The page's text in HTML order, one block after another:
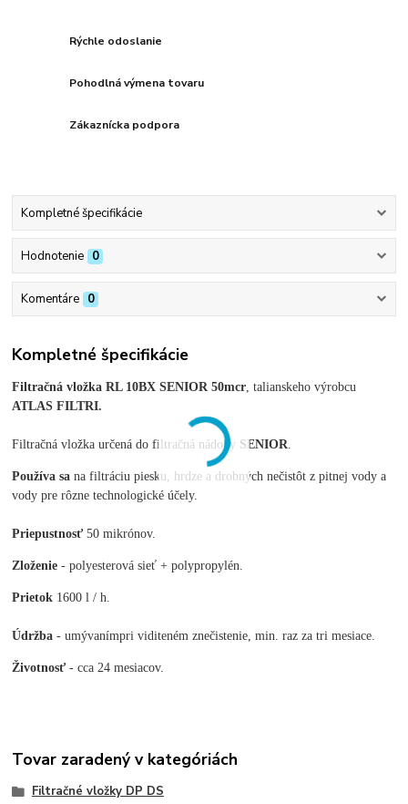
Rýchle odoslanie
Pohodlná výmena tovaru
Zákaznícka podpora
Kompletné špecifikácie
Hodnotenie 0
Komentáre 0
Kompletné špecifikácie
Filtračnávložka RL 10BX SENIOR 50mcr , talianskeho výrobcu
ATLAS FILTRI.
Filtračnávložka určená dofiltračná nádoby SENIOR
Používa sa na filtráciu piesku, hrdze a drobných nečistôt z pitnej vody a
vody pre rôzne technologické účely.
Priepustnosť 50 mikrónov.
Zloženie - polyesterová sieť + polypropylén.
Prietok 1600 l / h.
Údržba-umývanímpri viditeném znečistenie, min. raz za tri mesiace.
Životnosť - cca 24 mesiacov.
Tovar zaradený v kategóriách
Filtračné vložky DP DS